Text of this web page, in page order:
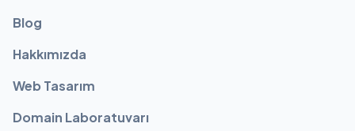
Blog
Hakkımızda
Web Tasarım
Domain Laboratuvarı